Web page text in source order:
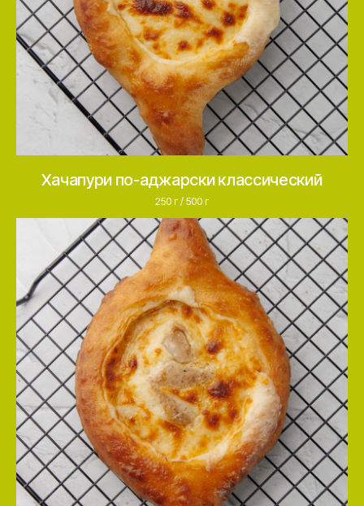
Хачапури по-аджарски классический
250 г / 500 г
+ Обсудить сотрудничество
Востребованный
ассортимент
50+ SKU, отгрузили более
3 000 000 единиц за 2025 год
Удобные форматы
поставки
Поставляем в замороженном
и охлажденном виде